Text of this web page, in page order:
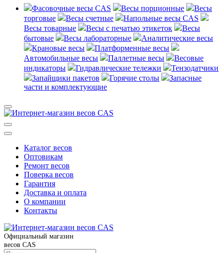
Фасовочные весы CAS Весы порционные
Весы
торговые
Весы счетные
Напольные весы CAS
Весы товарные
Весы с печатью этикеток
Весы
бытовые
Весы лабораторные
Аналитические весы
Крановые весы
Платформенные весы
Автомобильные весы
Паллетные весы
Весовые
индикаторы
Гидравлические тележки
Тензодатчики
Запайщики пакетов
Горячие столы
Запасные
части и комплектующие
Каталог весов
Оптовикам
Ремонт весов
Поверка весов
Гарантия
Доставка и оплата
О компании
Контакты
Официальный магазин
весов CAS